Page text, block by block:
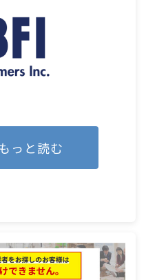
っと読む